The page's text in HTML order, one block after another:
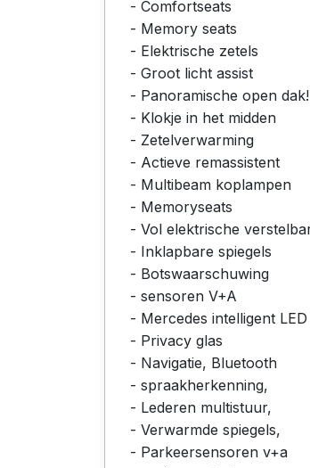
- Comfortseats
- Memory seats
- Elektrische zetels
- Groot licht assist
- Panoramische open dak!
- Klokje in het midden
- Zetelverwarming
- Actieve remassistent
- Multibeam koplampen
- Memoryseats
- Vol elektrische
- Inklapbare spiegels
- Botswaarschuwing
- sensoren V+A
- Mercedes intelligent
- Privacy glas
- Navigatie, Bluetooth
- spraakherkenning,
- Lederen multistuur,
- Verwarmde spiegels,
- Parkeersensoren v+a